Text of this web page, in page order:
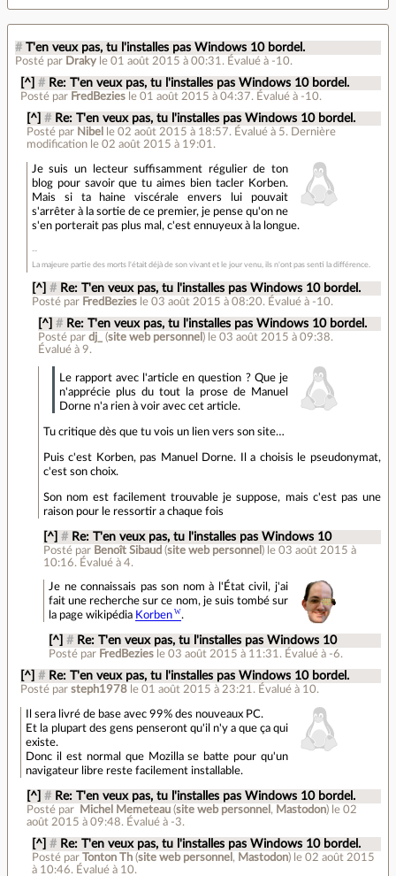
# T'en veux pas, tu l'installes pas Windows 10 bordel.
Posté par Draky le 01 août 2015 à 00:31 . Évalué à -10.
[^] # Re: T'en veux pas, tu l'installes pas Windows 10 bordel.
Posté par FredBezies le 01 août 2015 à 04:37. Évalué à -10.
[^] # Re: T'en veux pas, tu l'installes pas Windows 10 bordel.
Posté par Nibel le 02 août 2015 à 18:57. Évalué à 5. Dernière
modification le 02 août 2015 à 19:01.
Je suis un lecteur suffisamment régulier de ton
blog pour savoir que tu aimes bien tacler Korben.
Mais si ta haine viscérale envers lui pouvait
s'arrêter à la sortie de ce premier, je pense qu'on ne
s'en porterait pas plus mal, c'est ennuyeux à la longue.
La majeure partie des morts l'était déjà de son vivant et le jour venu, ils n'ont pas senti la différence.
[^] # Re: T'en veux pas, tu l'installes pas Windows 10 bordel.
Posté par FredBezies le 03 août 2015 à 08:20. Évalué à -10.
[^] # Re: T'en veux pas, tu l'installes pas Windows 10 bordel.
Posté par dj_ (site web personnel ) le 03 août 2015 à 09:38.
Évalué à 9.
Le rapport avec l'article en question ? Que je
n'apprécie plus du tout la prose de Manuel
Dorne n'a rien à voir avec cet article.
Tu critique dès que tu vois un lien vers son site…
Puis c'est Korben, pas Manuel Dorne. Il a choisis le pseudonymat,
c'est son choix.
Son nom est facilement trouvable je suppose, mais c'est pas une
raison pour le ressortir a chaque fois
[^] # Re: T'en veux pas, tu l'installes pas Windows 10
Posté par Benoît Sibaud (site web personnel ) le 03 août 2015 à
10:16. Évalué à 4.
Je ne connaissais pas son nom à l'État civil, j'ai
fait une recherche sur ce nom, je suis tombé sur
la page wikipédia Korben .
[^] # Re: T'en veux pas, tu l'installes pas Windows 10
Posté par FredBezies le 03 août 2015 à 11:31 . Évalué à -6.
[^] # Re: T'en veux pas, tu l'installes pas Windows 10 bordel.
Posté parsteph1978 le 01 août 2015 à 23:21 . Évalué à 10.
Il sera livré de base avec 99% des nouveaux PC.
Et la plupart des gens penseront qu'il n'y a que ça qui
existe.
Donc il est normal que Mozilla se batte pour qu'un
navigateur libre reste facilement installable.
[^] # Re: T'en veux pas, tu l'installes pas Windows 10 bordel.
Posté par Michel Memeteau(site web personnel , Mastodon) le 02
août 2015 à 09:48. Évalué à -3.
[^] # Re: T'en veux pas, tu l'installes pas Windows 10 bordel.
Posté parTonton Th (site web personnel , Mastodon) le 02 août 2015
à 10:46. Évalué à 10.